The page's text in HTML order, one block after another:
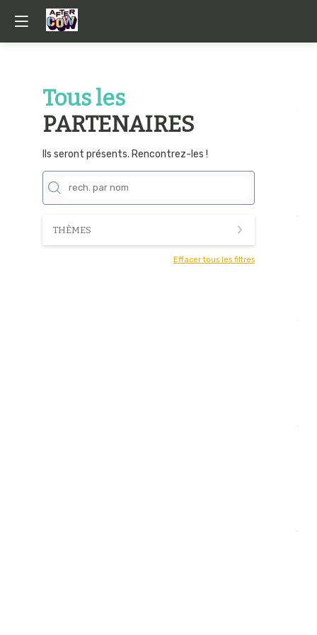
Tous les
PARTENAIRES
Ils seront présents. Rencontrez-les !
THÈMES
Effacer tous les filtres